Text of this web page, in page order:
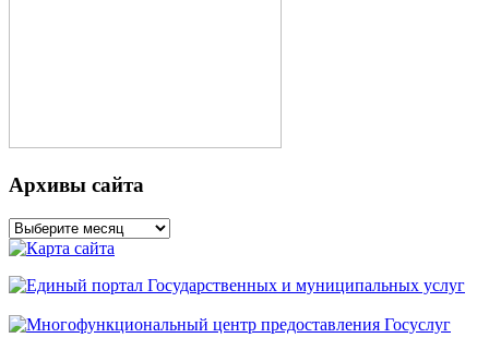
Архивы сайта
Архивы
сайта